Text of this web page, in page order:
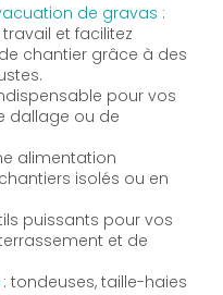
de gravas :
et facilitez
chantier grâce à des
pour vos
dallage ou de
alimentation
isolés ou en
puissants pour vos
et de
: tondeuses, taille-haies